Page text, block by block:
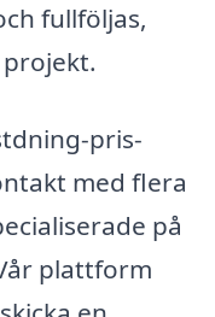
fullföljas,
pris-
med flera
på
plattform